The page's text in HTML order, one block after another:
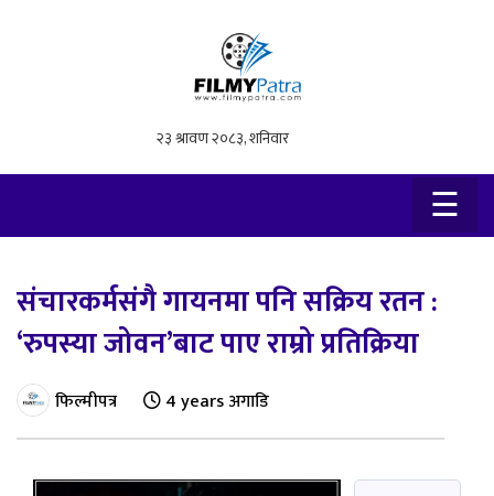
☰
संचारकर्मसंगै गायनमा पनि सक्रिय रतन :
‘रुपस्या जोवन’बाट पाए राम्रो प्रतिक्रिया
फिल्मीपत्र 4 years अगाडि